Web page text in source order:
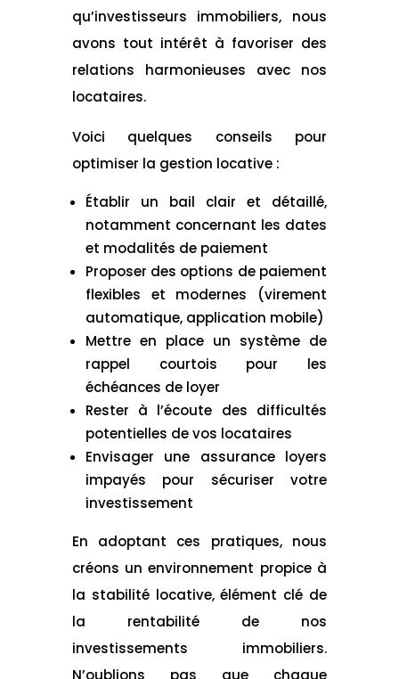
qu’investisseurs immobiliers, nous
avons tout intérêt à favoriser des
relations harmonieuses avec nos
locataires.
Voici quelques conseils pour
optimiser la gestion locative :
Établir un bail clair et détaillé,
notamment concernant les dates
et modalités de paiement
Proposer des options de paiement
flexibles et modernes (virement
automatique, application mobile)
Mettre en place un système de
rappel courtois pour les
échéances de loyer
Rester à l’écoute des difficultés
potentielles de vos locataires
Envisager une assurance loyers
impayés pour sécuriser votre
investissement
En adoptant ces pratiques, nous
créons un environnement propice à
la stabilité locative, élément clé de
la rentabilité de nos
investissements immobiliers.
N’oublions pas que chaque